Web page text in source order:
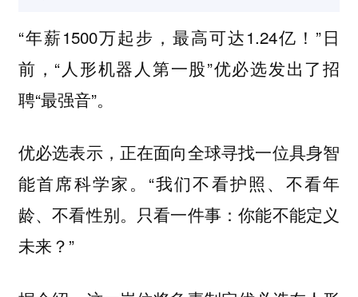
“年薪1500万起步，最高可达1.24亿！”日
前，“人形机器人第一股”优必选发出了招
聘“最强音”。
优必选表示，正在面向全球寻找一位具身智
能首席科学家。“我们不看护照、不看年
龄、不看性别。只看一件事：你能不能定义
未来？”